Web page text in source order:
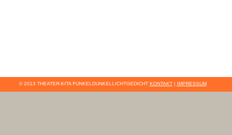
© 2013 THEATER-KITA FUNKELDUNKELLICHTGEDICHT KONTAKT| IMPRESSUM